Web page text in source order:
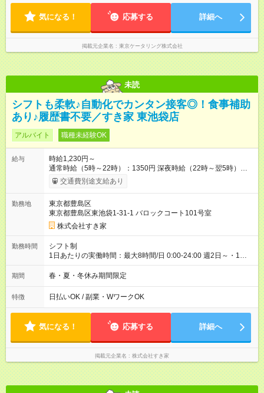
気になる！ 応募する 詳細へ
掲載元企業名 東京ケータリング株式会社
未読
シフトも柔軟♪自動化でカンタン接客◎！食事補助
あり♪履歴書不要／すき家 東池袋店
アルバイト 職種未経験OK
給与
時給1,230円～
通常時給（5時～22時）：1350円 深夜時給（22時～翌5時）：
1688円 高校生時給：1230円 【特別手当】早朝手当（5：00-9：
00）時給+150円 【試用期間】試用期間あり 試用期間の長さ：1
30日（※条件変更なし）ですが、切り上げで一ヶ月とさせてい
ただきます。 研修制度あり：15時間(研修中も同時給）
交通費別途支給あり
勤務地
東京都豊島区
東京都豊島区東池袋1-31-1 バロックコート101号室
株式会社すき家
勤務時間
シフト制
1日あたりの実働時間：最大8時間/日 0:00-24:00 週2日～・1日
2h～OK ＜シフト例＞ 〇朝帯 5:00-9:00 〇昼帯 9:00-14:00 〇午
後帯 14:00-18:00 〇夜帯 18:00-22:00 〇深夜帯 22:00-翌5:00 基
ます♪
期間 春・夏・冬休み期間限定
特徴 日払いOK / 副業・WワークOK
気になる！ 応募する 詳細へ
掲載元企業名 株式会社すき家